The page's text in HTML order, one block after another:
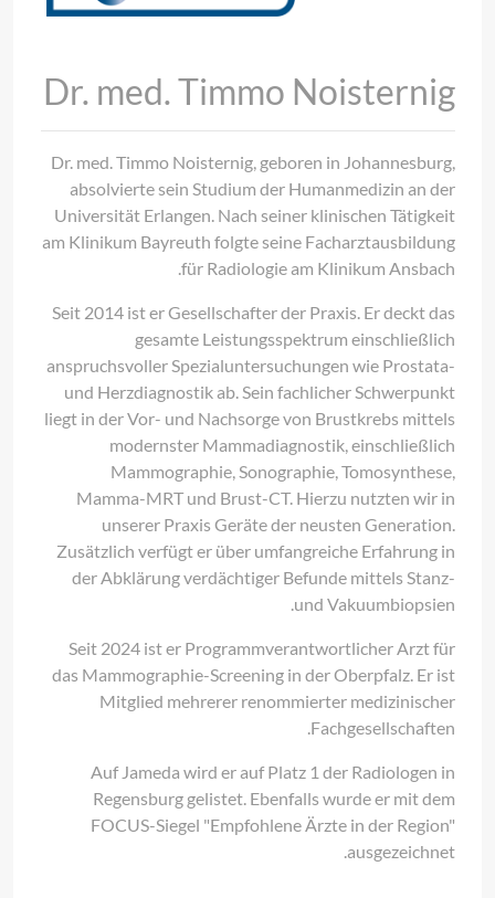
Dr. med. Timmo Noisternig
Dr. med. Timmo Noisternig, geboren in Johannesburg,
absolvierte sein Studium der Humanmedizin an der
Universität Erlangen. Nach seiner klinischen Tätigkeit
am Klinikum Bayreuth folgte seine Facharztausbildung
für Radiologie am Klinikum Ansbach.
Seit 2014 ist er Gesellschafter der Praxis. Er deckt das
gesamte Leistungsspektrum einschließlich
anspruchsvoller Spezialuntersuchungen wie Prostata-
und Herzdiagnostik ab. Sein fachlicher Schwerpunkt
liegt in der Vor- und Nachsorge von Brustkrebs mittels
modernster Mammadiagnostik, einschließlich
Mammographie, Sonographie, Tomosynthese,
Mamma-MRT und Brust-CT. Hierzu nutzten wir in
unserer Praxis Geräte der neusten Generation.
Zusätzlich verfügt er über umfangreiche Erfahrung in
der Abklärung verdächtiger Befunde mittels Stanz-
und Vakuumbiopsien.
Seit 2024 ist er Programmverantwortlicher Arzt für
das Mammographie-Screening in der Oberpfalz. Er ist
Mitglied mehrerer renommierter medizinischer
Fachgesellschaften.
Auf Jameda wird er auf Platz 1 der Radiologen in
Regensburg gelistet. Ebenfalls wurde er mit dem
FOCUS-Siegel "Empfohlene Ärzte in der Region"
ausgezeichnet.